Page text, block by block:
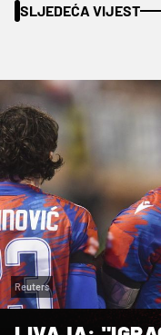
SLJEDEĆA VIJEST
Reuters